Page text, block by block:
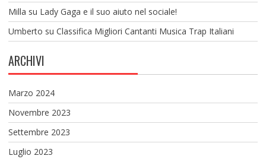
Milla su Lady Gaga e il suo aiuto nel sociale!
Umberto su Classifica Migliori Cantanti Musica Trap Italiani
ARCHIVI
Marzo 2024
Novembre 2023
Settembre 2023
Luglio 2023